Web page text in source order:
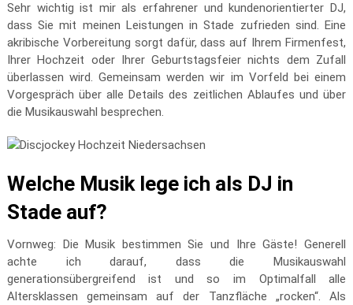
Sehr wichtig ist mir als erfahrener und kundenorientierter DJ,
dass Sie mit meinen Leistungen in Stade zufrieden sind. Eine
akribische Vorbereitung sorgt dafür, dass auf Ihrem Firmenfest,
Ihrer Hochzeit oder Ihrer Geburtstagsfeier nichts dem Zufall
überlassen wird. Gemeinsam werden wir im Vorfeld bei einem
Vorgespräch über alle Details des zeitlichen Ablaufes und über
die Musikauswahl besprechen.
Welche Musik lege ich als DJ in
Stade auf?
Vornweg: Die Musik bestimmen Sie und Ihre Gäste! Generell
achte ich darauf, dass die Musikauswahl
generationsübergreifend ist und so im Optimalfall alle
Altersklassen gemeinsam auf der Tanzfläche „rocken“. Als